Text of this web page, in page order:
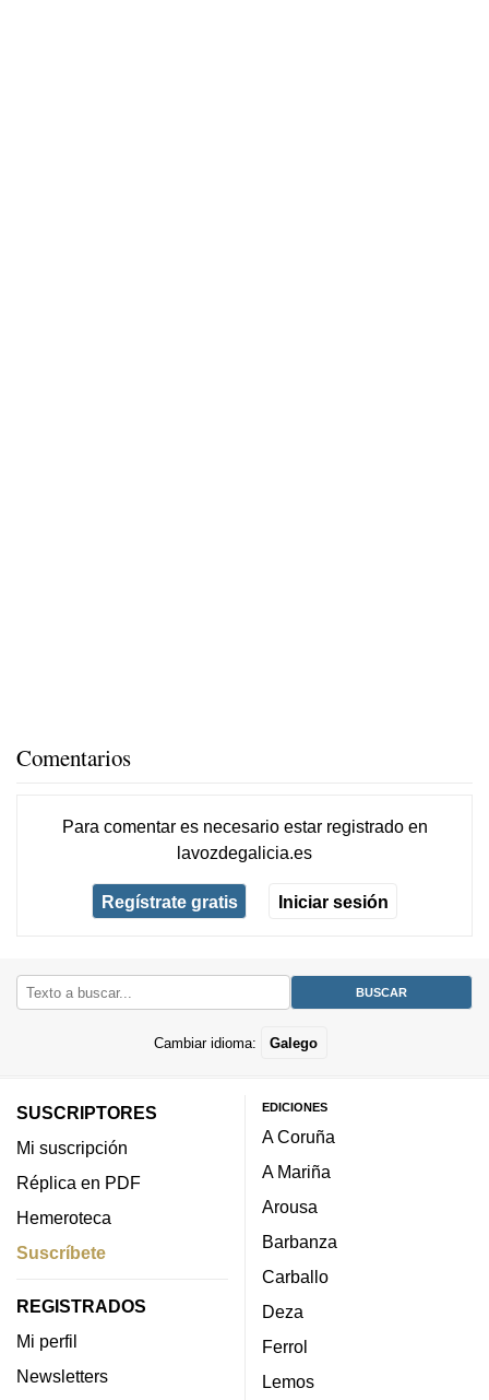
Comentarios
Para comentar es necesario estar registradoen
lavozdegalicia.es
Regístrate gratis Iniciar sesión
Cambiar idioma: Galego
SUSCRIPTORES
Mi suscripción
Réplica en PDF
Hemeroteca
Suscríbete
REGISTRADOS
Mi perfil
Newsletters
EDICIONES
A Coruña
A Mariña
Arousa
Barbanza
Carballo
Deza
Ferrol
Lemos